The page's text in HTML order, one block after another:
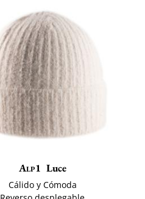
Alp1 Luce
Cálido y Cómoda